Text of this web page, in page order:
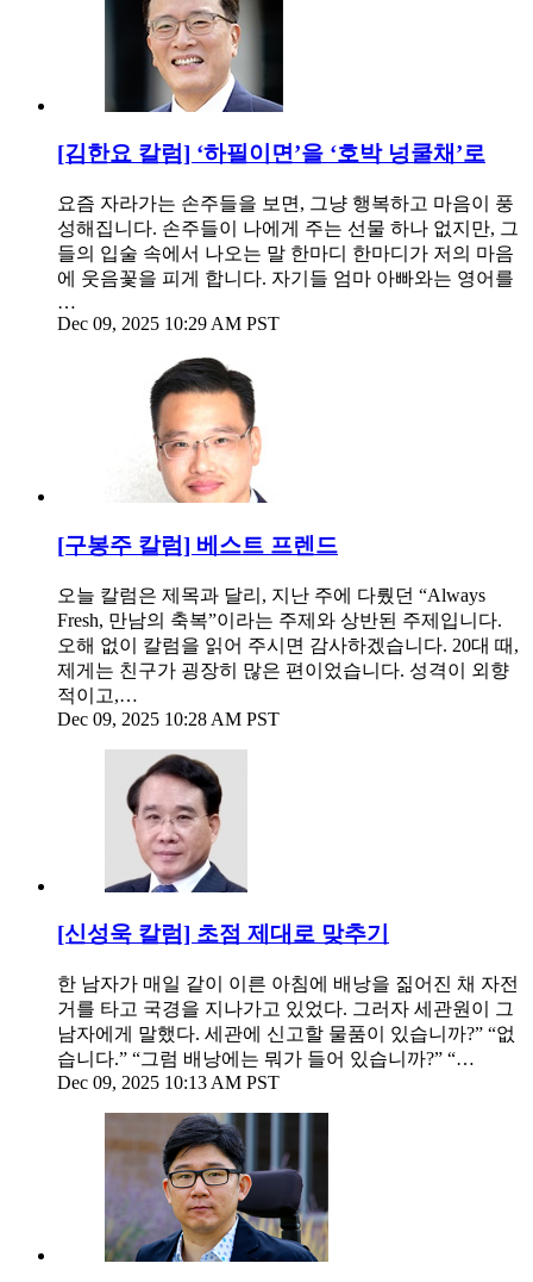
[김한요 칼럼] ‘하필이면’을 ‘호박 넝쿨채’로
요즘 자라가는 손주들을 보면, 그냥 행복하고 마음이 풍
성해집니다. 손주들이 나에게 주는 선물 하나 없지만, 그
들의 입술 속에서 나오는 말 한마디 한마디가 저의 마음
에 웃음꽃을 피게 합니다. 자기들 엄마 아빠와는 영어를
…
Dec 09, 2025 10:29 AM PST
[구봉주 칼럼] 베스트 프렌드
오늘 칼럼은 제목과 달리, 지난 주에 다뤘던 “Always
Fresh, 만남의 축복”이라는 주제와 상반된 주제입니다.
오해 없이 칼럼을 읽어 주시면 감사하겠습니다. 20대 때,
제게는 친구가 굉장히 많은 편이었습니다. 성격이 외향
적이고,…
Dec 09, 2025 10:28 AM PST
[신성욱 칼럼] 초점 제대로 맞추기
한 남자가 매일 같이 이른 아침에 배낭을 짊어진 채 자전
거를 타고 국경을 지나가고 있었다. 그러자 세관원이 그
남자에게 말했다. 세관에 신고할 물품이 있습니까?” “없
습니다.” “그럼 배낭에는 뭐가 들어 있습니까?” “…
Dec 09, 2025 10:13 AM PST